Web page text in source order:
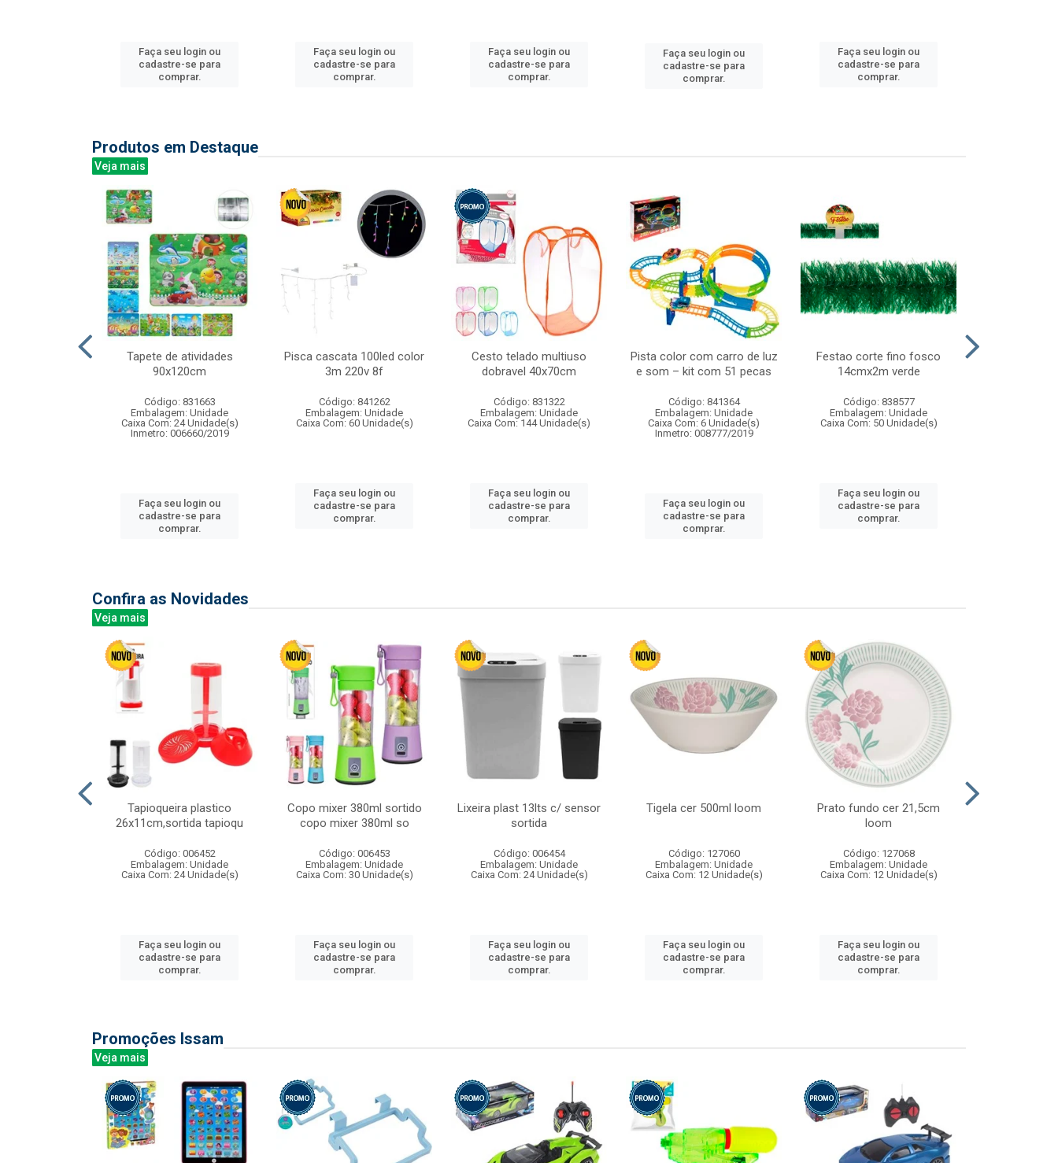
Faça seu login ou
cadastre-se para
comprar.
Faça seu login ou
cadastre-se para
comprar.
Faça seu login ou
cadastre-se para
comprar.
Faça seu login ou
cadastre-se para
comprar.
Faça seu login ou
cadastre-se para
comprar.
Produtos em Destaque
Veja mais
Tapete de atividades
90x120cm
Código: 831663
Embalagem: Unidade
Caixa Com: 24 Unidade(s)
Inmetro: 006660/2019
Faça seu login ou
cadastre-se para
comprar.
Pisca cascata 100led color
3m 220v 8f
Código: 841262
Embalagem: Unidade
Caixa Com: 60 Unidade(s)
Faça seu login ou
cadastre-se para
comprar.
Cesto telado multiuso
dobravel 40x70cm
Código: 831322
Embalagem: Unidade
Caixa Com: 144 Unidade(s)
Faça seu login ou
cadastre-se para
comprar.
Pista color com carro de luz
e som – kit com 51 pecas
Código: 841364
Embalagem: Unidade
Caixa Com: 6 Unidade(s)
Inmetro: 008777/2019
Faça seu login ou
cadastre-se para
comprar.
Festao corte fino fosco
14cmx2m verde
Código: 838577
Embalagem: Unidade
Caixa Com: 50 Unidade(s)
Faça seu login ou
cadastre-se para
comprar.
Confira as Novidades
Veja mais
Tapioqueira plastico
26x11cm,sortida tapioqu
Código: 006452
Embalagem: Unidade
Caixa Com: 24 Unidade(s)
Faça seu login ou
cadastre-se para
comprar.
Copo mixer 380ml sortido
copo mixer 380ml so
Código: 006453
Embalagem: Unidade
Caixa Com: 30 Unidade(s)
Faça seu login ou
cadastre-se para
comprar.
Lixeira plast 13lts c/ sensor
sortida
Código: 006454
Embalagem: Unidade
Caixa Com: 24 Unidade(s)
Faça seu login ou
cadastre-se para
comprar.
Tigela cer 500ml loom
Código: 127060
Embalagem: Unidade
Caixa Com: 12 Unidade(s)
Faça seu login ou
cadastre-se para
comprar.
Prato fundo cer 21,5cm
loom
Código: 127068
Embalagem: Unidade
Caixa Com: 12 Unidade(s)
Faça seu login ou
cadastre-se para
comprar.
Promoções Issam
Veja mais